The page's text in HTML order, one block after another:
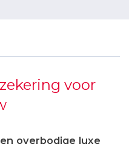
voor
overbodige luxe